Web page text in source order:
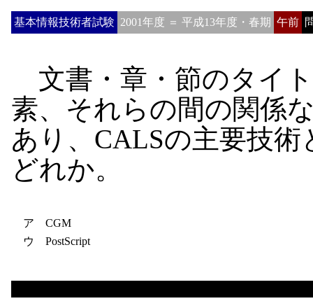
基本情報技術者試験 2001年度 ＝ 平成13年度・春期 午前
文書・章・節のタイ
素、それらの間の関係
あり、CALSの主要技
どれか。
ア CGM
ウ PostScript